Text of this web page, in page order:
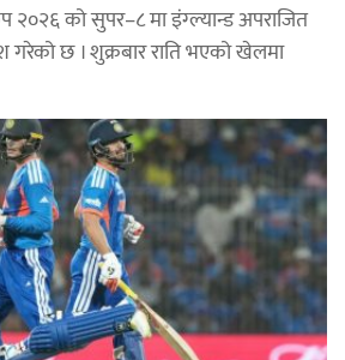
२०२६ को सुपर–८ मा इंग्ल्यान्ड अपराजित
गरेको छ । शुक्रबार राति भएको खेलमा